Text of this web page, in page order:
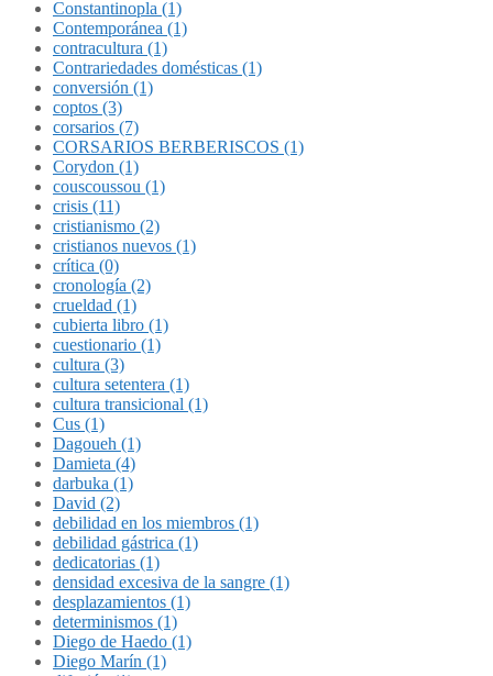
Constantinopla (1)
Contemporánea (1)
contracultura (1)
Contrariedades domésticas (1)
conversión (1)
coptos (3)
corsarios (7)
CORSARIOS BERBERISCOS (1)
Corydon (1)
couscoussou (1)
crisis (11)
cristianismo (2)
cristianos nuevos (1)
crítica (0)
cronología (2)
crueldad (1)
cubierta libro (1)
cuestionario (1)
cultura (3)
cultura setentera (1)
cultura transicional (1)
Cus (1)
Dagoueh (1)
Damieta (4)
darbuka (1)
David (2)
debilidad en los miembros (1)
debilidad gástrica (1)
dedicatorias (1)
densidad excesiva de la sangre (1)
desplazamientos (1)
determinismos (1)
Diego de Haedo (1)
Diego Marín (1)